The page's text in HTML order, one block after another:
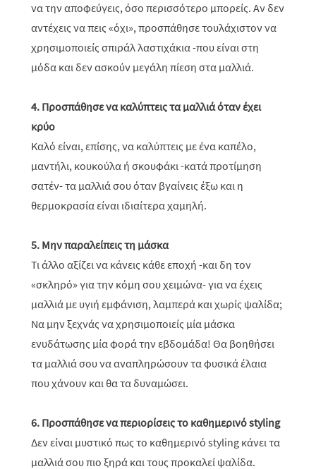
να την αποφεύγεις, όσο περισσότερο μπορείς. Αν δεν
αντέχεις να πεις «όχι», προσπάθησε τουλάχιστον να
χρησιμοποιείς σπιράλ λαστιχάκια -που είναι στη
μόδα και δεν ασκούν μεγάλη πίεση στα μαλλιά.
4. Προσπάθησε να καλύπτεις τα μαλλιά όταν έχει
κρύο
Καλό είναι, επίσης, να καλύπτεις με ένα καπέλο,
μαντήλι, κουκούλα ή σκουφάκι -κατά προτίμηση
σατέν- τα μαλλιά σου όταν βγαίνεις έξω και η
θερμοκρασία είναι ιδιαίτερα χαμηλή.
5. Μην παραλείπεις τη μάσκα
Τι άλλο αξίζει να κάνεις κάθε εποχή -και δη τον
«σκληρό» για την κόμη σου χειμώνα- για να έχεις
μαλλιά με υγιή εμφάνιση, λαμπερά και χωρίς ψαλίδα;
Να μην ξεχνάς να χρησιμοποιείς μία μάσκα
ενυδάτωσης μία φορά την εβδομάδα! Θα βοηθήσει
τα μαλλιά σου να αναπληρώσουν τα φυσικά έλαια
που χάνουν και θα τα δυναμώσει.
6. Προσπάθησε να περιορίσεις το καθημερινό styling
Δεν είναι μυστικό πως το καθημερινό styling κάνει τα
μαλλιά σου πιο ξηρά και τους προκαλεί ψαλίδα.